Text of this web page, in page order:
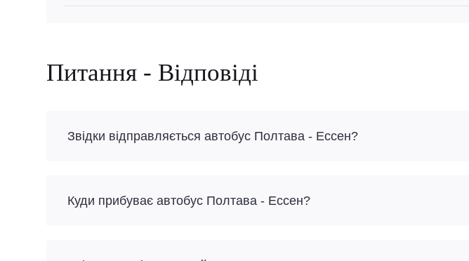
Питання - Відповіді
Звідки відправляється автобус Полтава - Ессен?
Куди прибуває автобус Полтава - Ессен?